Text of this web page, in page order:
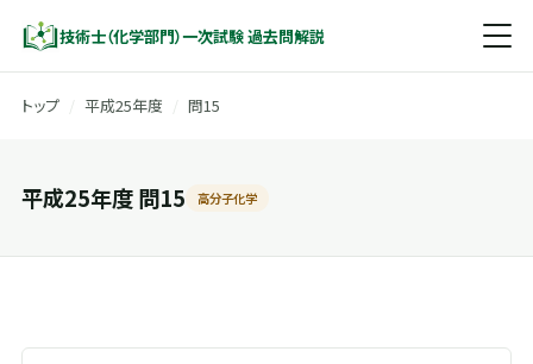
技術士（化学部門）一次試験 過去問解説
トップ 平成25年度 問15
平成25年度 問15 高分子化学